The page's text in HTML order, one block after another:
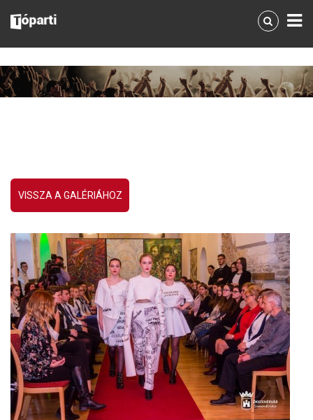
VISSZA A GALÉRIÁHOZ